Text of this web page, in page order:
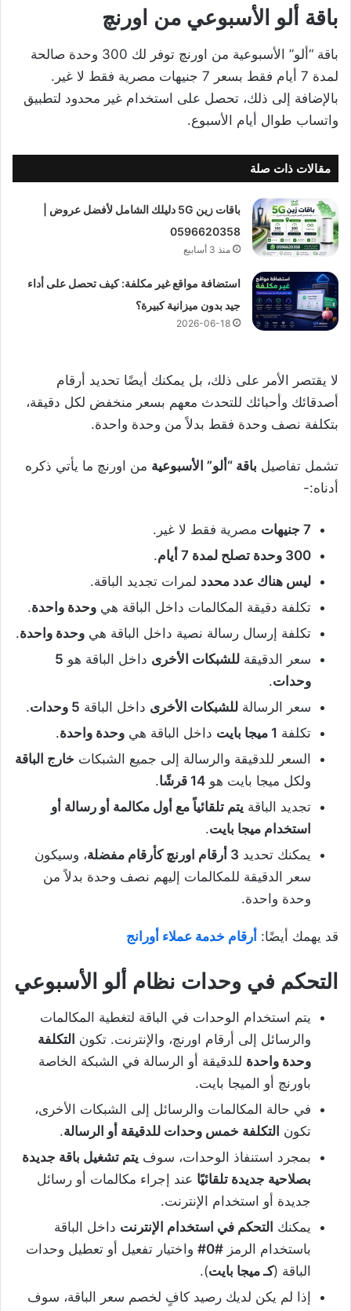
باقة ألو الأسبوعي من اورنچ
باقة “ألو” الأسبوعية من اورنچ توفر لك 300 وحدة صالحة
لمدة 7 أيام فقط بسعر 7 جنيهات مصرية فقط لا غير.
بالإضافة إلى ذلك، تحصل على استخدام غير محدود لتطبيق
واتساب طوال أيام الأسبوع.
مقالات ذات صلة
باقات زين 5G دليلك الشامل لأفضل عروض |
0596620358
منذ 3 أسابيع
استضافة مواقع غير مكلفة: كيف تحصل على أداء
جيد بدون ميزانية كبيرة؟
2026-06-18
لا يقتصر الأمر على ذلك، بل يمكنك أيضًا تحديد أرقام
أصدقائك وأحبائك للتحدث معهم بسعر منخفض لكل دقيقة،
بتكلفة نصف وحدة فقط بدلاً من وحدة واحدة.
تشمل تفاصيل باقة “ألو” الأسبوعية من اورنچ ما يأتي ذكره
أدناه:-
7 جنيهات
مصرية فقط لا غير.
300 وحدة تصلح لمدة 7 أيام
.
ليس هناك عدد محدد لمرات تجديد الباقة.
تكلفة دقيقة المكالمات داخل الباقة هي وحدة واحدة.
تكلفة إرسال رسالة نصية داخل الباقة هي وحدة واحدة.
سعر الدقيقة للشبكات الأخرى داخل الباقة هو 5
وحدات.
سعر الرسالة للشبكات الأخرى داخل الباقة 5 وحدات
.
تكلفة 1 ميجا بايت داخل الباقة هي وحدة واحدة.
السعر للدقيقة والرسالة إلى جميع الشبكات خارج الباقة
ولكل ميجا بايت هو 14 قرشًا
.
تجديد الباقة يتم تلقائياً مع أول مكالمة أو رسالة أو
استخدام ميجا بايت.
يمكنك تحديد 3 أرقام اورنچ كأرقام مفضلة
، وسيكون
سعر الدقيقة للمكالمات إليهم نصف وحدة بدلاً من
وحدة واحدة.
قد يهمك أيضًا: أرقام خدمة عملاء أورانج
التحكم في وحدات نظام ألو الأسبوعي
يتم استخدام الوحدات في الباقة لتغطية المكالمات
والرسائل إلى أرقام اورنچ، والإنترنت. تكون التكلفة
وحدة واحدة للدقيقة أو الرسالة في الشبكة الخاصة
باورنچ أو الميجا بايت.
في حالة المكالمات والرسائل إلى الشبكات الأخرى،
تكون التكلفة خمس وحدات للدقيقة أو الرسالة.
بمجرد استنفاذ الوحدات، سوف يتم تشغيل باقة جديدة
بصلاحية جديدة تلقائيًا عند إجراء مكالمات أو رسائل
جديدة أو استخدام الإنترنت.
يمكنك التحكم في استخدام الإنترنت داخل الباقة
باستخدام الرمز #0#
واختيار تفعيل أو تعطيل وحدات
الباقة (كـ ميجا بايت).
إذا لم يكن لديك رصيد كافٍ لخصم سعر الباقة، سوف